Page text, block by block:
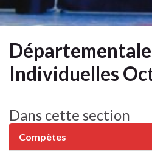
Individuelles
Dans cette section
Compètes